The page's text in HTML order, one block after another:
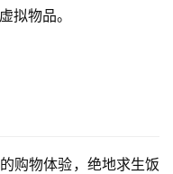
拟物品。
购物体验，绝地求生饭